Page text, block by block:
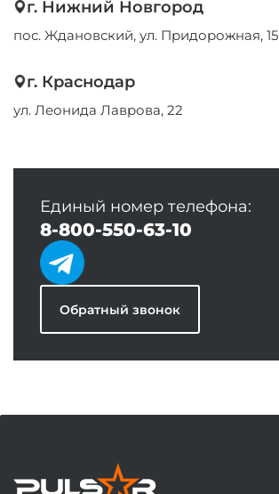
г. Нижний Новгород
пос. Ждановский, ул. Придорожная, 15
г. Краснодар
ул. Леонида Лаврова, 22
Единый номер телефона:
8-800-550-63-10
Обратный звонок